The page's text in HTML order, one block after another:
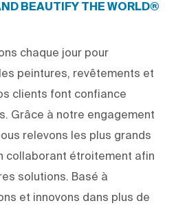
BEAUTIFY THE WORLD®
chaque jour pour
peintures, revêtements et
clients font confiance
Grâce à notre engagement
relevons les plus grands
collaborant étroitement afin
solutions. Basé à
et innovons dans plus de